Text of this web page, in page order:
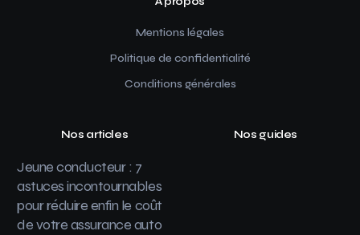
Mentions légales
Politique de confidentialité
Conditions générales
Nos articles
Jeune conducteur : 7
astuces incontournables
pour réduire enfin le coût
de votre assurance auto
Nos guides